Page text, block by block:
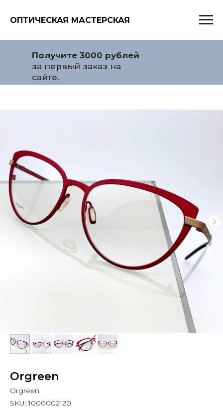
ОПТИЧЕСКАЯ МАСТЕРСКАЯ
Получите 3000 рублей
за первый заказ на
сайте.
Orgreen
Orgreen
SKU:1000002120